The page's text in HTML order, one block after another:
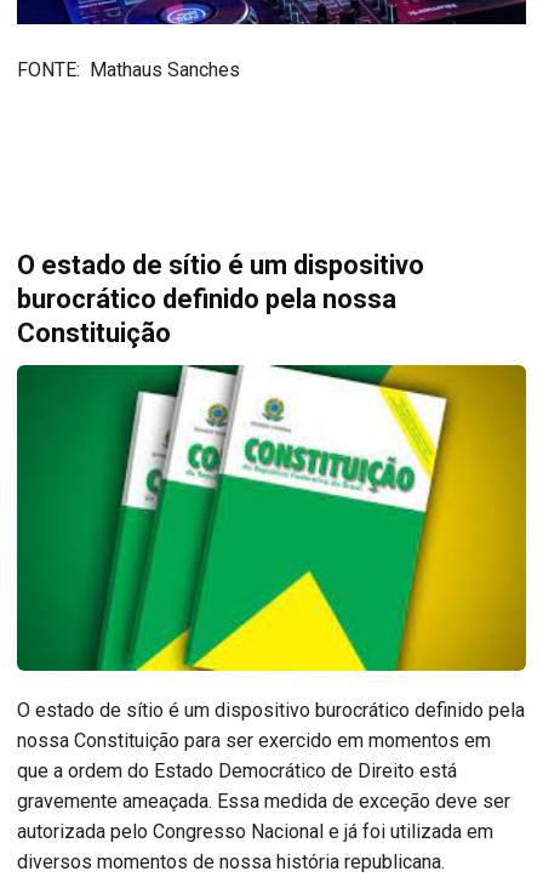
FONTE: Mathaus Sanches
O estado de sítio é um dispositivo
burocrático definido pela nossa
Constituição
O estado de sítio é um dispositivo burocrático definido pela
nossa Constituição para ser exercido em momentos em
que a ordem do Estado Democrático de Direito está
gravemente ameaçada. Essa medida de exceção deve ser
autorizada pelo Congresso Nacional e já foi utilizada em
diversos momentos de nossa história republicana.